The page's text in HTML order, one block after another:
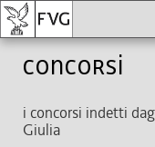
Concorsi
i concorsi indetti
Giulia